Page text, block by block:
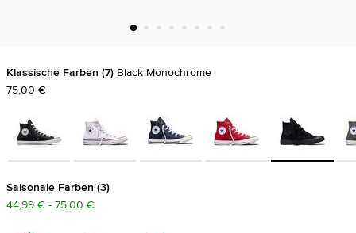
Klassische Farben 7 Black Monochrome
75,00 €
Saisonale Farben 3
44,99 € - 75,00 €